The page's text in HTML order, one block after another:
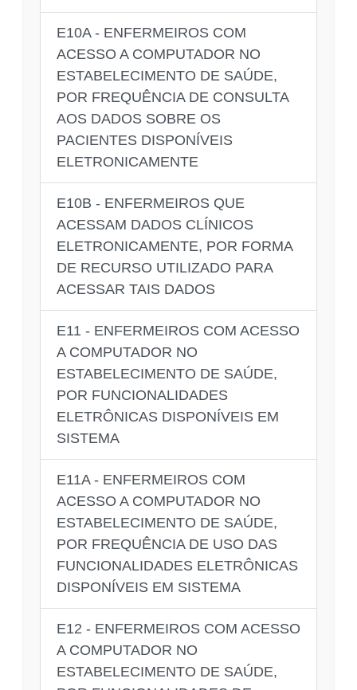
E10A - ENFERMEIROS COM
ACESSO A COMPUTADOR NO
ESTABELECIMENTO DE SAÚDE,
POR FREQUÊNCIA DE CONSULTA
AOS DADOS SOBRE OS
PACIENTES DISPONÍVEIS
ELETRONICAMENTE
E10B - ENFERMEIROS QUE
ACESSAM DADOS CLÍNICOS
ELETRONICAMENTE, POR FORMA
DE RECURSO UTILIZADO PARA
ACESSAR TAIS DADOS
E11 - ENFERMEIROS COM ACESSO
A COMPUTADOR NO
ESTABELECIMENTO DE SAÚDE,
POR FUNCIONALIDADES
ELETRÔNICAS DISPONÍVEIS EM
SISTEMA
E11A - ENFERMEIROS COM
ACESSO A COMPUTADOR NO
ESTABELECIMENTO DE SAÚDE,
POR FREQUÊNCIA DE USO DAS
FUNCIONALIDADES ELETRÔNICAS
DISPONÍVEIS EM SISTEMA
E12 - ENFERMEIROS COM ACESSO
A COMPUTADOR NO
ESTABELECIMENTO DE SAÚDE,